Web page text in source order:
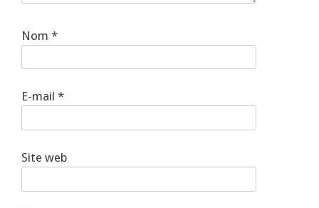
Nom *
E-mail *
Site web